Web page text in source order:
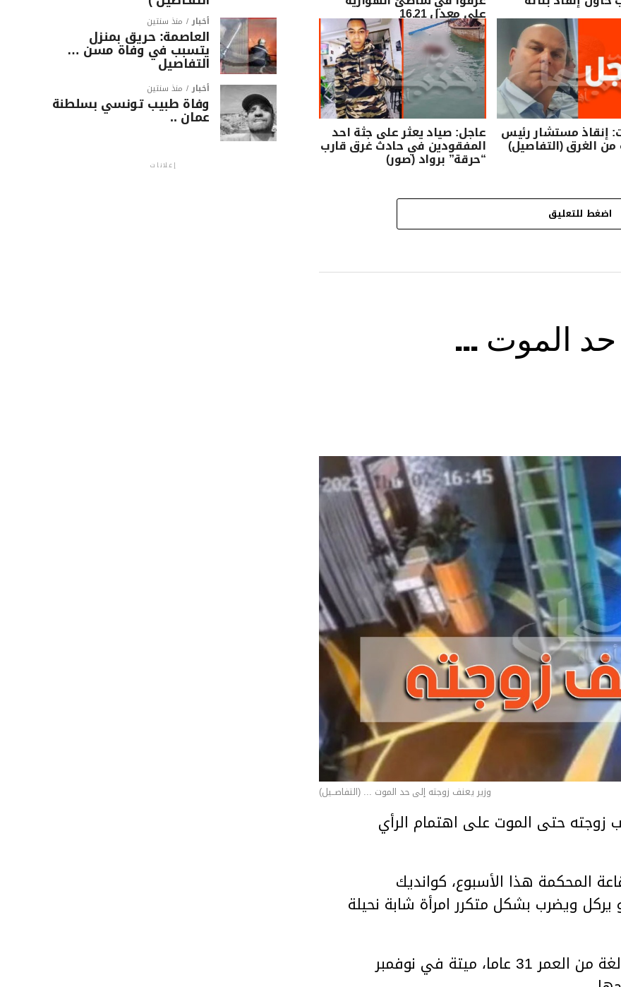
على معدل 16.21
إنقاذ مستشار رئيس
الغرق (التفاصيل)
عاجل: صياد يعثر على جثة احد
المفقودين في حادث غرق قارب
“حرقة” برواد (صور)
اضغط للتعليق
حد الموت …
وزير يعنف زوجته إلى حد الموت ... (التفاصــيل)
حتى الموت على اهتمام الرأي
المحكمة هذا الأسبوع، كوانديك
يركل ويضرب بشكل متكرر امرأة شابة نحيلة
وعثر على المرأة، سلطانات نوكينوفا، البالغة من العمر 31 عاما، ميتة في نوفمبر
أخبار منذ سنتين
العاصمة: حريق بمنزل
يتسبب في وفاة مسن …
التفاصيل
أخبار منذ سنتين
وفاة طبيب تونسي بسلطنة
عمان ..
إعلانات